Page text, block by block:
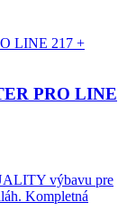
PRO LINE
výbavu pre
Kompletná